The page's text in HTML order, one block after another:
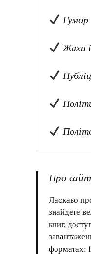
Гумор
Жахи
Про сайт
Ласкаво
знайдете
книг,
форматах: